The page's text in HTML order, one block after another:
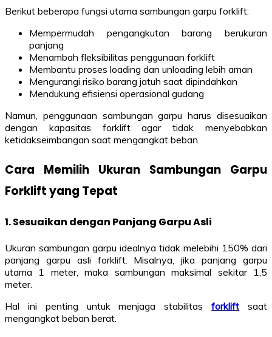
Berikut beberapa fungsi utama sambungan garpu forklift:
Mempermudah pengangkutan barang berukuran
panjang
Menambah fleksibilitas penggunaan forklift
Membantu proses loading dan unloading lebih aman
Mengurangi risiko barang jatuh saat dipindahkan
Mendukung efisiensi operasional gudang
Namun, penggunaan sambungan garpu harus disesuaikan
dengan kapasitas forklift agar tidak menyebabkan
ketidakseimbangan saat mengangkat beban.
Cara Memilih Ukuran Sambungan Garpu
Forklift yang Tepat
1. Sesuaikan dengan Panjang Garpu Asli
Ukuran sambungan garpu idealnya tidak melebihi 150% dari
panjang garpu asli forklift. Misalnya, jika panjang garpu
utama 1 meter, maka sambungan maksimal sekitar 1,5
meter.
Hal ini penting untuk menjaga stabilitasforklift saat
mengangkat beban berat.